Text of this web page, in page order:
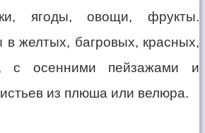
ягоды, овощи, фрукты.
желтых, багровых, красных,
с осенними пейзажами и
из плюша или велюра.